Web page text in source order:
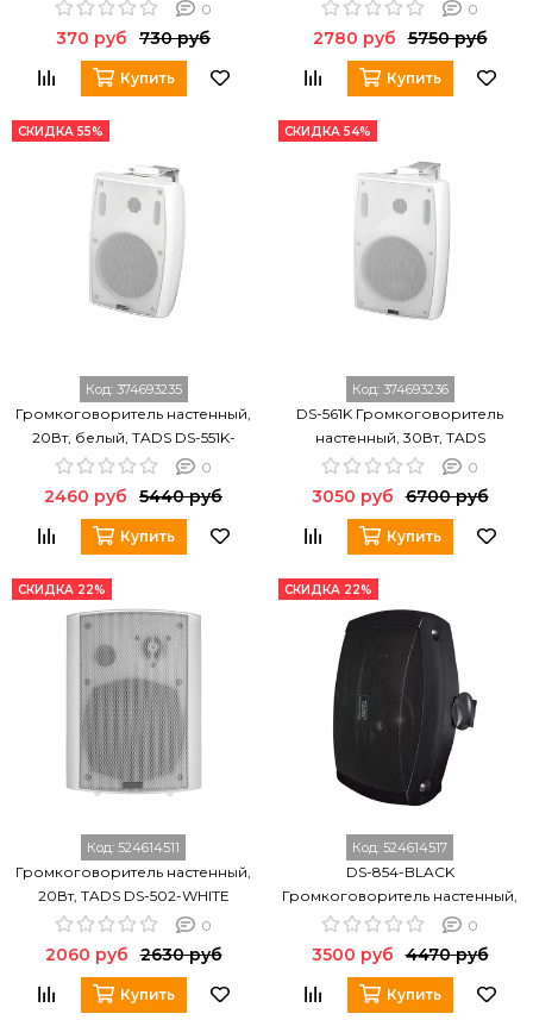
0
370 руб 730 руб
Купить
0
2780 руб 5750 руб
Купить
СКИДКА 55%
Код: 374693235
Громкоговоритель настенный,
20Вт, белый, TADS DS-551K-
WHITE
0
2460 руб 5440 руб
Купить
СКИДКА 54%
Код: 374693236
DS-561K Громкоговоритель
настенный, 30Вт, TADS
0
3050 руб 6700 руб
Купить
СКИДКА 22%
Код: 524614511
Громкоговоритель настенный,
20Вт, TADS DS-502-WHITE
0
2060 руб 2630 руб
Купить
СКИДКА 22%
Код: 524614517
DS-854-BLACK
Громкоговоритель настенный,
30Вт, TADS
0
3500 руб 4470 руб
Купить